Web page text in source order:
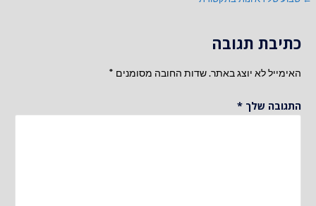
כתיבת תגובה
האימייל לא יוצג באתר.שדות החובה מסומנים *
התגובה שלך *